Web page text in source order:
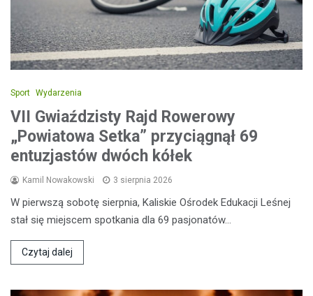
Sport Wydarzenia
VII Gwiaździsty Rajd Rowerowy
„Powiatowa Setka” przyciągnął 69
entuzjastów dwóch kółek
Kamil Nowakowski 3 sierpnia 2026
W pierwszą sobotę sierpnia, Kaliskie Ośrodek Edukacji Leśnej
stał się miejscem spotkania dla 69 pasjonatów…
Czytaj dalej